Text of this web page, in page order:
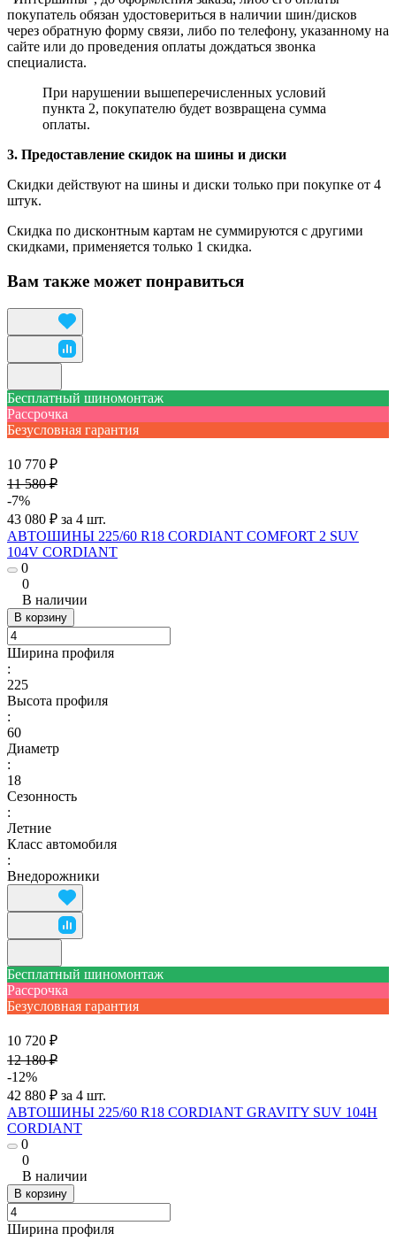
покупатель обязан удостовериться в наличии шин/дисков
через обратную форму связи, либо по телефону, указанному на
сайте или до проведения оплаты дождаться звонка
специалиста.
При нарушении вышеперечисленных условий
пункта 2, покупателю будет возвращена сумма
оплаты.
3. Предоставление скидок на шины и диски
Скидки действуют на шины и диски только при покупке от 4
штук.
Скидка по дисконтным картам не суммируются с другими
скидками, применяется только 1 скидка.
Вам также может понравиться
Бесплатный шиномонтаж
Рассрочка
Безусловная гарантия
10 770 ₽
11 580 ₽
-7%
43 080 ₽ за 4 шт.
АВТОШИНЫ 225/60 R18 CORDIANT COMFORT 2 SUV
104V CORDIANT
0
0
В наличии
В корзину
Ширина профиля
:
225
Высота профиля
:
60
Диаметр
:
18
Сезонность
:
Летние
Класс автомобиля
:
Внедорожники
Бесплатный шиномонтаж
Рассрочка
Безусловная гарантия
10 720 ₽
12 180 ₽
-12%
42 880 ₽ за 4 шт.
АВТОШИНЫ 225/60 R18 CORDIANT GRAVITY SUV 104H
CORDIANT
0
0
В наличии
В корзину
Ширина профиля